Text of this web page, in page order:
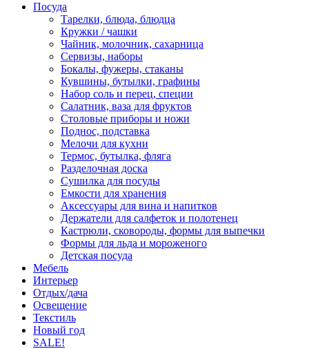
Посуда
Тарелки, блюда, блюдца
Кружки / чашки
Чайник, молочник, сахарница
Сервизы, наборы
Бокалы, фужеры, стаканы
Кувшины, бутылки, графины
Набор соль и перец, специи
Салатник, ваза для фруктов
Столовые приборы и ножи
Поднос, подставка
Мелочи для кухни
Термос, бутылка, фляга
Разделочная доска
Сушилка для посуды
Емкости для хранения
Аксессуары для вина и напитков
Держатели для салфеток и полотенец
Кастрюли, сковороды, формы для выпечки
Формы для льда и мороженого
Детская посуда
Мебель
Интерьер
Отдых/дача
Освещение
Текстиль
Новый год
SALE!